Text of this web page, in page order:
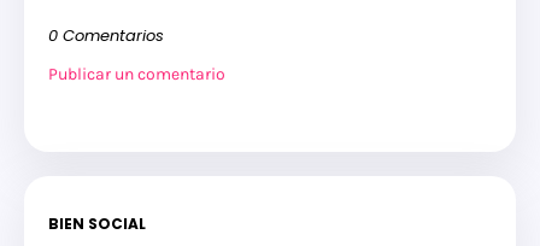
0 Comentarios
Publicar un comentario
BIEN SOCIAL